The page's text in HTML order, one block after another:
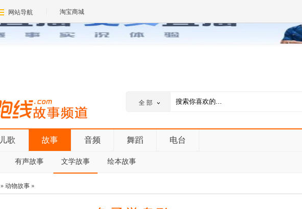
网站导航 淘宝商城
全 部
儿歌 故事 音频 舞蹈 电台
有声故事 文学故事 绘本故事
» 动物故事 »